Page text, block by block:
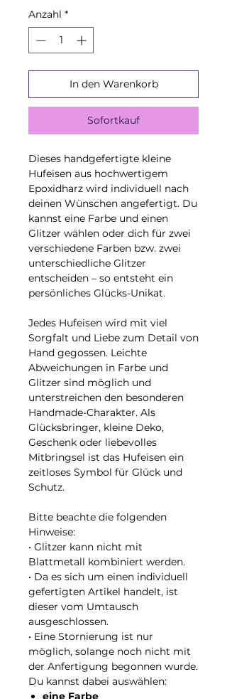
Anzahl *
In den Warenkorb
Sofortkauf
Dieses handgefertigte kleine
Hufeisen aus hochwertigem
Epoxidharz wird individuell nach
deinen Wünschen angefertigt. Du
kannst eine Farbe und einen
Glitzer wählen oder dich für zwei
verschiedene Farben bzw. zwei
unterschiedliche Glitzer
entscheiden – so entsteht ein
persönliches Glücks-Unikat.
Jedes Hufeisen wird mit viel
Sorgfalt und Liebe zum Detail von
Hand gegossen. Leichte
Abweichungen in Farbe und
Glitzer sind möglich und
unterstreichen den besonderen
Handmade-Charakter. Als
Glücksbringer, kleine Deko,
Geschenk oder liebevolles
Mitbringsel ist das Hufeisen ein
zeitloses Symbol für Glück und
Schutz.
Bitte beachte die folgenden
Hinweise:
• Glitzer kann nicht mit
Blattmetall kombiniert werden.
• Da es sich um einen individuell
gefertigten Artikel handelt, ist
dieser vom Umtausch
ausgeschlossen.
• Eine Stornierung ist nur
möglich, solange noch nicht mit
der Anfertigung begonnen wurde.
Du kannst dabei auswählen:
eine Farbe